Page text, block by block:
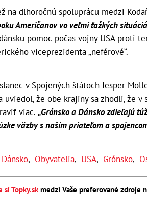
na dlhoročnú spoluprácu medzi
Američanov vo veľmi ťažkých
pomoc počas vojny USA proti
viceprezidenta „neférové“.
v Spojených štátoch Jesper
uviedol, že obe krajiny sa zhodli, že
viac. „Grónsko a Dánsko zdieľajú
väzby s naším priateľom a
Dánsko, Obyvatelia, USA, Grónsko,
si Topky.skmedzi Vaše preferované zdroje